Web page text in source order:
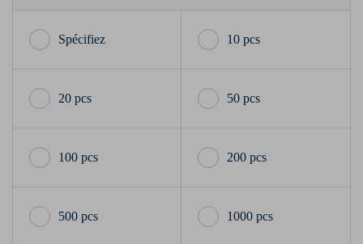
10 pcs
20 pcs 50 pcs
100 pcs 200 pcs
500 pcs 1000 pcs